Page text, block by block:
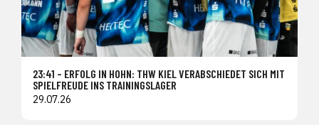
23:41 – ERFOLG IN HOHN: THW KIEL VERABSCHIEDET SICH MIT
SPIELFREUDE INS TRAININGSLAGER
29.07.26